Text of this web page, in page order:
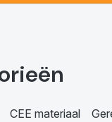
CEE materiaal